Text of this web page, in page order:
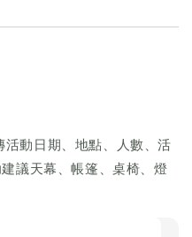
活動日期、地點、人數、活
議天幕、帳篷、桌椅、燈